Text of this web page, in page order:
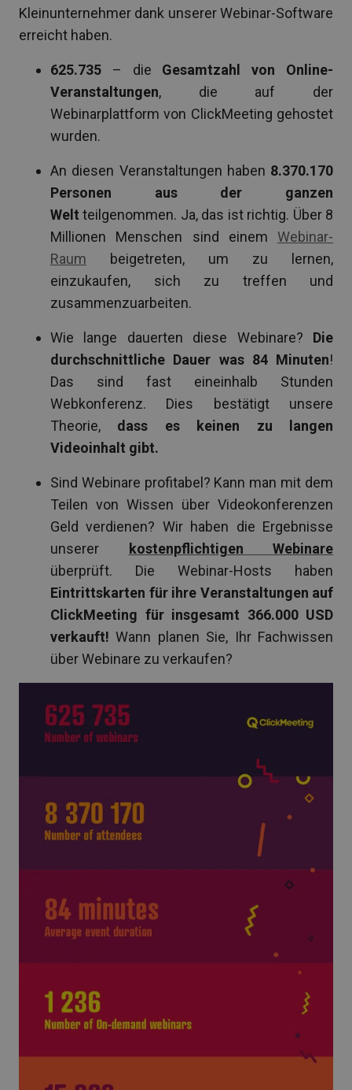
Kleinunternehmer dank unserer Webinar-Software
erreicht haben.
625.735 – die Gesamtzahl von Online-
Veranstaltungen, die auf der
Webinarplattform von ClickMeeting gehostet
wurden.
An diesen Veranstaltungen haben 8.370.170
Personen aus der ganzen
Weltteilgenommen. Ja, das ist richtig. Über 8
Millionen Menschen sind einem Webinar-
Raum beigetreten, um zu lernen,
einzukaufen, sich zu treffen und
zusammenzuarbeiten.
Wie lange dauerten diese Webinare? Die
durchschnittliche Dauer was 84 Minuten!
Das sind fast eineinhalb Stunden
Webkonferenz. Dies bestätigt unsere
Theorie, dass es keinen zu langen
Videoinhalt gibt.
Sind Webinare profitabel? Kann man mit dem
Teilen von Wissen über Videokonferenzen
Geld verdienen? Wir haben die Ergebnisse
unserer
kostenpflichtigen Webinare
überprüft. Die Webinar-Hosts haben
Eintrittskarten für ihre Veranstaltungen auf
ClickMeeting für insgesamt 366.000 USD
verkauft!Wann planen Sie, Ihr Fachwissen
über Webinare zu verkaufen?